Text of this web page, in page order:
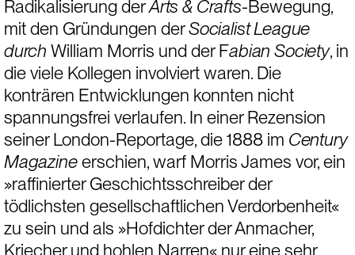
Radikalisierung der Arts & Crafts-Bewegung,
mit den Gründungen der Socialist League
durch William Morris und der Fabian Society, in
die viele Kollegen involviert waren. Die
konträren Entwicklungen konnten nicht
spannungsfrei verlaufen. In einer Rezension
seiner London-Reportage, die 1888 im Century
Magazine erschien, warf Morris James vor, ein
»raffinierter Geschichtsschreiber der
tödlichsten gesellschaftlichen Verdorbenheit«
zu sein und als »Hofdichter der Anmacher,
Kriecher und hohlen Narren« nur eine sehr